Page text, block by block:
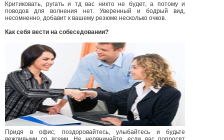
Критиковать, ругать и тд вас никто не будет, а потому и
поводов для волнения нет. Уверенный и бодрый вид,
несомненно, добавит к вашему резюме несколько очков.
Как себя вести на собеседовании?
Придя в офис, поздоровайтесь, улыбайтесь и будьте